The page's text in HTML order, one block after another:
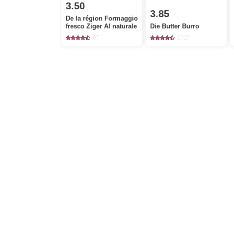
3.50
De la région Formaggio
fresco Ziger Al naturale
3.85
Die Butter Burro